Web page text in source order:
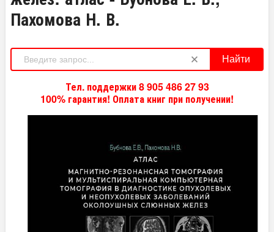
Пахомова Н. В.
Найти
Тел. поддержки 8 905 486 27 93
100% гарантия! Оплата книг при получении!